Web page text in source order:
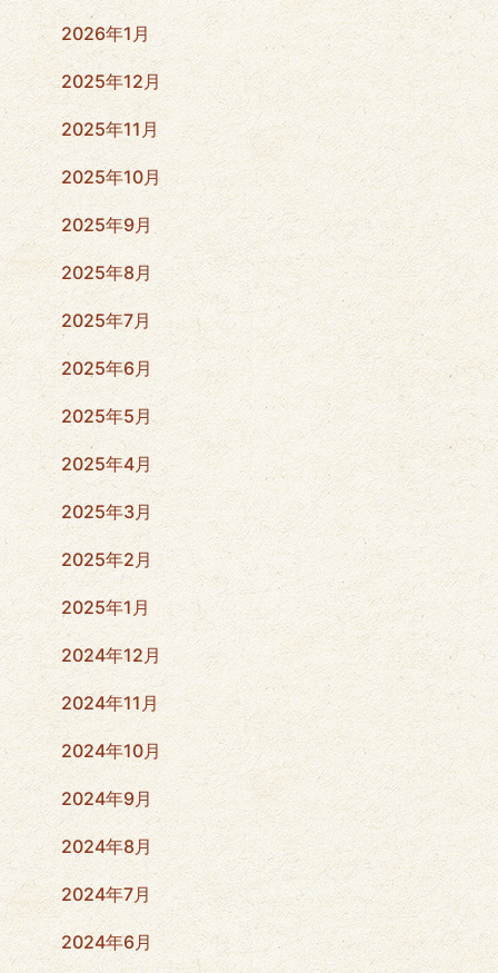
2026年1月
2025年12月
2025年11月
2025年10月
2025年9月
2025年8月
2025年7月
2025年6月
2025年5月
2025年4月
2025年3月
2025年2月
2025年1月
2024年12月
2024年11月
2024年10月
2024年9月
2024年8月
2024年7月
2024年6月